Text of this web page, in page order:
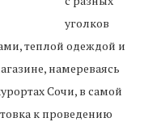
уголков
теплой одеждой и
намереваясь
Сочи, в самой
к проведению